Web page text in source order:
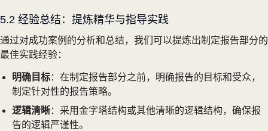
5.2 经验总结：提炼精华与指导实践
通过对成功案例的分析和总结，我们可以提炼出制定报告部分的
最佳实践经验：
明确目标：在制定报告部分之前，明确报告的目标和受众，
制定针对性的报告策略。
逻辑清晰：采用金字塔结构或其他清晰的逻辑结构，确保报
告的逻辑严谨性。